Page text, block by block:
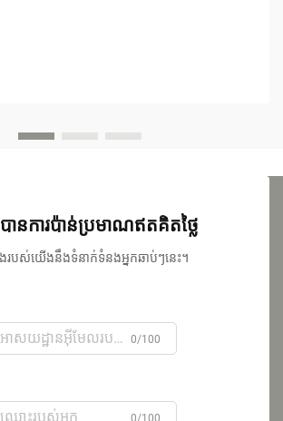
នការប៉ាន់ប្រមាណឥតគិតថ្លៃ
បស់យើងនឹងទំនាក់ទំនងអ្នកឆាប់ៗនេះ។
0/100
0/100